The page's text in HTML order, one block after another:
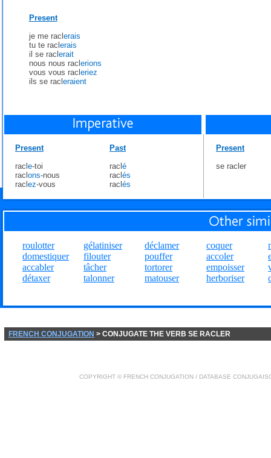
Present
je me racl erais
tu te racl erais
il se racl erait
nous nous racl erions
vous vous racl eriez
ils se racl eraient
Present
racl e-toi
racl ons-nous
racl ez-vous
Past
racl é
racl és
racl és
Present
se racler
roulotter
domestiquer
accabler
détaxer
gélatiniser
filouter
tâcher
talonner
déclamer
pouffer
tortorer
matouser
coquer
accoler
empoisser
herboriser
FRENCH CONJUGATION > CONJUGATE THE VERB SE RACLER
COPYRIGHT © FRENCH CONJUGATION / DATABASE